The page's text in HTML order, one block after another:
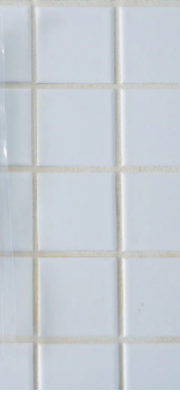
育）, 玄米（有機栽
, 人参（有機農産物）,
の）, 小豆（栽培期
天然かつおの中骨パ
洋深層水（硬度0の
育）, さつまいも
農産物）, 人参（有機
日乾燥のもの）, 本葛
）, 水:室戸海洋深層
（無薬飼育）, 玄米
農産物）, 人参（有機
日乾燥のもの）, 小豆
添加）, 天然かつお
水:室戸海洋深層水
も肉（無薬飼育）,
どんこ（天日乾燥の